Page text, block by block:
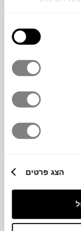
הצג פרטים
37%
הנחה